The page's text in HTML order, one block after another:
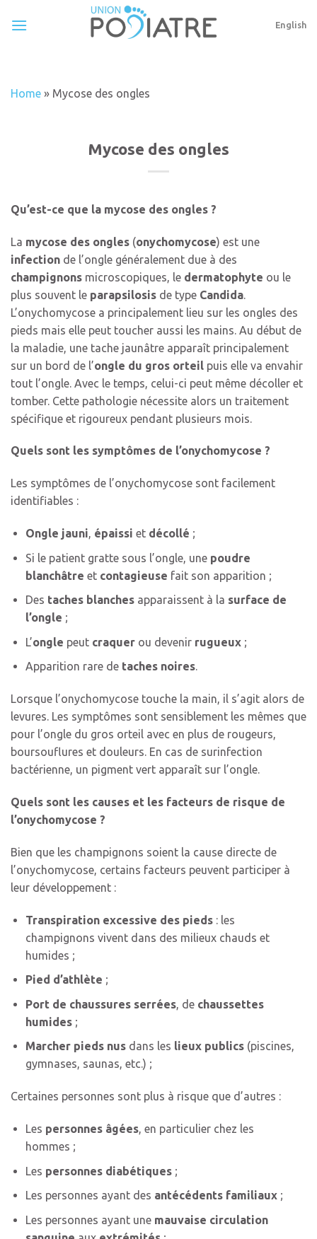
English
Home » Mycose des ongles
Mycose des ongles
Qu’est-ce que la mycose des ongles ?
La mycose des ongles (onychomycose) est une
infection de l’ongle généralement due à des
champignons microscopiques, le dermatophyte ou le
plus souvent le parapsilosis de type Candida
L’onychomycose a principalement lieu sur les ongles des
pieds mais elle peut toucher aussi les mains. Au début de
la maladie, une tache jaunâtre apparaît principalement
sur un bord de l’ongle du gros orteil puis elle va envahir
tout l’ongle. Avec le temps, celui-ci peut même décoller et
tomber. Cette pathologie nécessite alors un traitement
spécifique et rigoureux pendant plusieurs mois.
Quels sont les symptômes de l’onychomycose ?
Les symptômes de l’onychomycose sont facilement
identifiables :
Ongle jauni, épaissi et décollé ;
Si le patient gratte sous l’ongle, une poudre
blanchâtre et contagieuse fait son apparition ;
Des taches blanches apparaissent à la surface de
l’ongle ;
L’ongle peut craquerou devenir rugueux ;
Apparition rare de taches noires.
Lorsque l’onychomycose touche la main, il s’agit alors de
levures. Les symptômes sont sensiblement les mêmes que
pour l’ongle du gros orteil avec en plus de rougeurs,
boursouflures et douleurs. En cas de surinfection
bactérienne, un pigment vert apparaît sur l’ongle.
Quels sont les causes et les facteurs de risque de
l’onychomycose ?
Bien que les champignons soient la cause directe de
l’onychomycose, certains facteurs peuvent participer à
leur développement :
Transpiration excessive des pieds : les
champignons vivent dans des milieux chauds et
humides ;
Pied d’athlète ;
Port de chaussures serrées, de chaussettes
humides;
Marcher pieds nusdans les lieux publics (piscines,
gymnases, saunas, etc.) ;
Certaines personnes sont plus à risque que d’autres :
Les personnes âgées, en particulier chez les
hommes ;
Les personnes diabétiques;
Les personnes ayant des antécédents familiaux;
Les personnes ayant une mauvaise circulation